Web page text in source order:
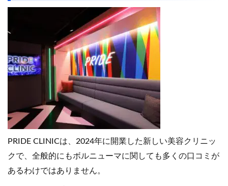
PRIDE CLINICは、2024年に開業した新しい美容クリニッ
クで、全般的にもボルニューマに関しても多くの口コミが
あるわけではありません。